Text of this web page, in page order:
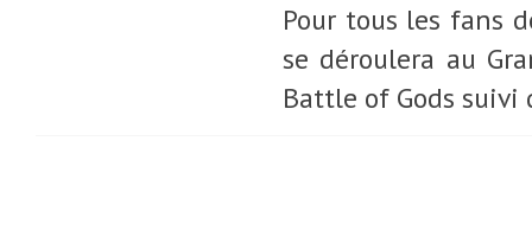
Pour tous les fans
se déroulera au
Battle of Gods suivi